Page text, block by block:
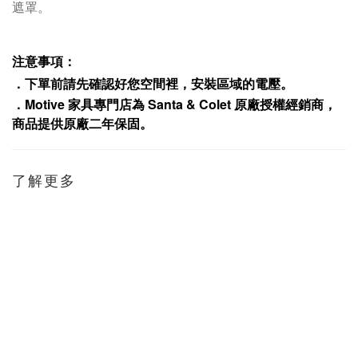
遮罩。
注意事項：
．下單前請先確認好您空間裡，安裝區域的電壓。
． Motive家具專門店為Santa & Colet 原廠授權經銷商，
商品提供原廠二年保固。
了解更多